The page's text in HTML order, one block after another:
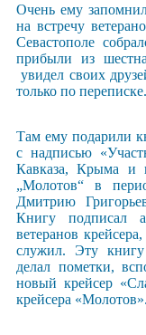
Очень ему
на встречу
Севастополе
прибыли из
увидел своих
только по переписке.
Там ему подарили
с надписью
Кавказа, Крыма и
„Молотов“ в
Дмитрию
Книгу подписал
ветеранов
служил. Эту книгу
делал пометки,
новый крейсер
крейсера «Молотов».